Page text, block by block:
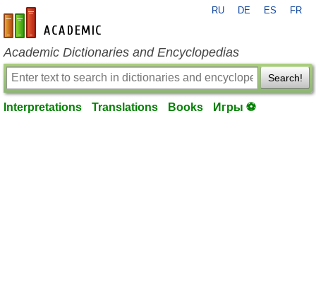
en-academic.com
RU DE ES FR
Academic Dictionaries and Encyclopedias
Search!
Interpretations Translations Books Игры ⚽